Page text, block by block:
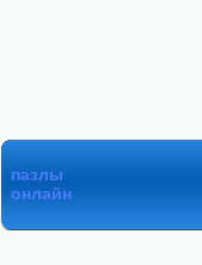
пазлы
онлайн